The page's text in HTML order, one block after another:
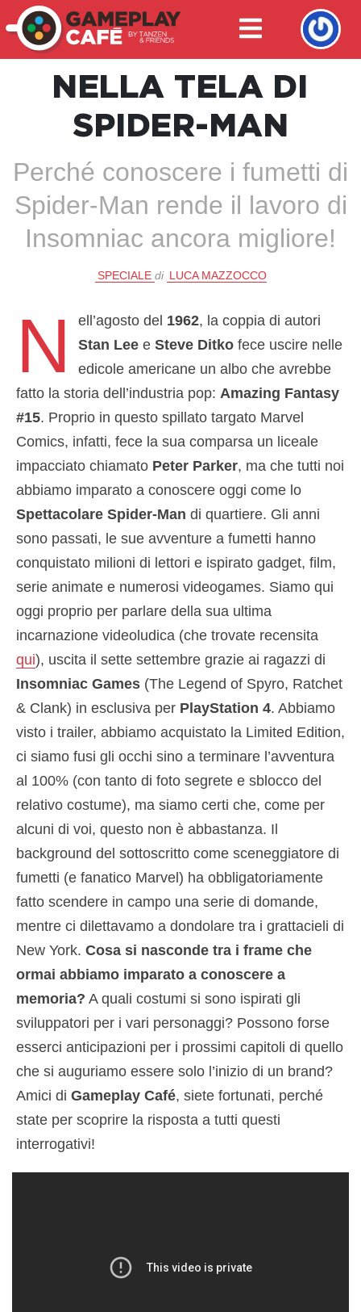
NELLA TELA DI
SPIDER-MAN
Perché conoscere i fumetti di
Spider-Man rende il lavoro di
Insomniac ancora migliore!
SPECIALE di LUCA MAZZOCCO
N ell’agosto del 1962, la coppia di autori
Stan Lee eSteve Ditko fece uscire nelle
edicole americane un albo che avrebbe
fatto la storia dell’industria pop: Amazing Fantasy
#15. Proprio in questo spillato targato Marvel
Comics, infatti, fece la sua comparsa un liceale
impacciato chiamato Peter Parker, ma che tutti noi
abbiamo imparato a conoscere oggi come lo
Spettacolare Spider-Man di quartiere. Gli anni
sono passati, le sue avventure a fumetti hanno
conquistato milioni di lettori e ispirato gadget, film,
serie animate e numerosi videogames. Siamo qui
oggi proprio per parlare della sua ultima
incarnazione videoludica (che trovate recensita
qui), uscita il sette settembre grazie ai ragazzi di
Insomniac Games (The Legend of Spyro, Ratchet
& Clank) in esclusiva per PlayStation 4. Abbiamo
visto i trailer, abbiamo acquistato la Limited Edition,
ci siamo fusi gli occhi sino a terminare l’avventura
al 100% (con tanto di foto segrete e sblocco del
relativo costume), ma siamo certi che, come per
alcuni di voi, questo non è abbastanza. Il
background del sottoscritto come sceneggiatore di
fumetti (e fanatico Marvel) ha obbligatoriamente
fatto scendere in campo una serie di domande,
mentre ci dilettavamo a dondolare tra i grattacieli di
New York. Cosa si nasconde tra i frame che
ormai abbiamo imparato a conoscere a
memoria? A quali costumi si sono ispirati gli
sviluppatori per i vari personaggi? Possono forse
esserci anticipazioni per i prossimi capitoli di quello
che si auguriamo essere solo l’inizio di un brand?
Amici di Gameplay Café, siete fortunati, perché
state per scoprire la risposta a tutti questi
interrogativi!